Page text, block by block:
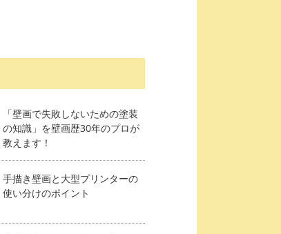
「壁画で失敗しないための塗装
の知識」を壁画歴30年のプロが
教えます！
手描き壁画と大型プリンターの
使い分けのポイント